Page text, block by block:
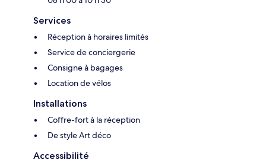
Services
Réception à horaires limités
Service de conciergerie
Consigne à bagages
Location de vélos
Installations
Coffre-fort à la réception
De style Art déco
Accessibilité